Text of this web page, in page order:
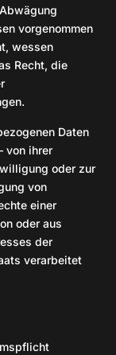
vorgenommen
wessen
Recht, die
Daten
von ihrer
oder zur
von
einer
oder aus
der
verarbeitet